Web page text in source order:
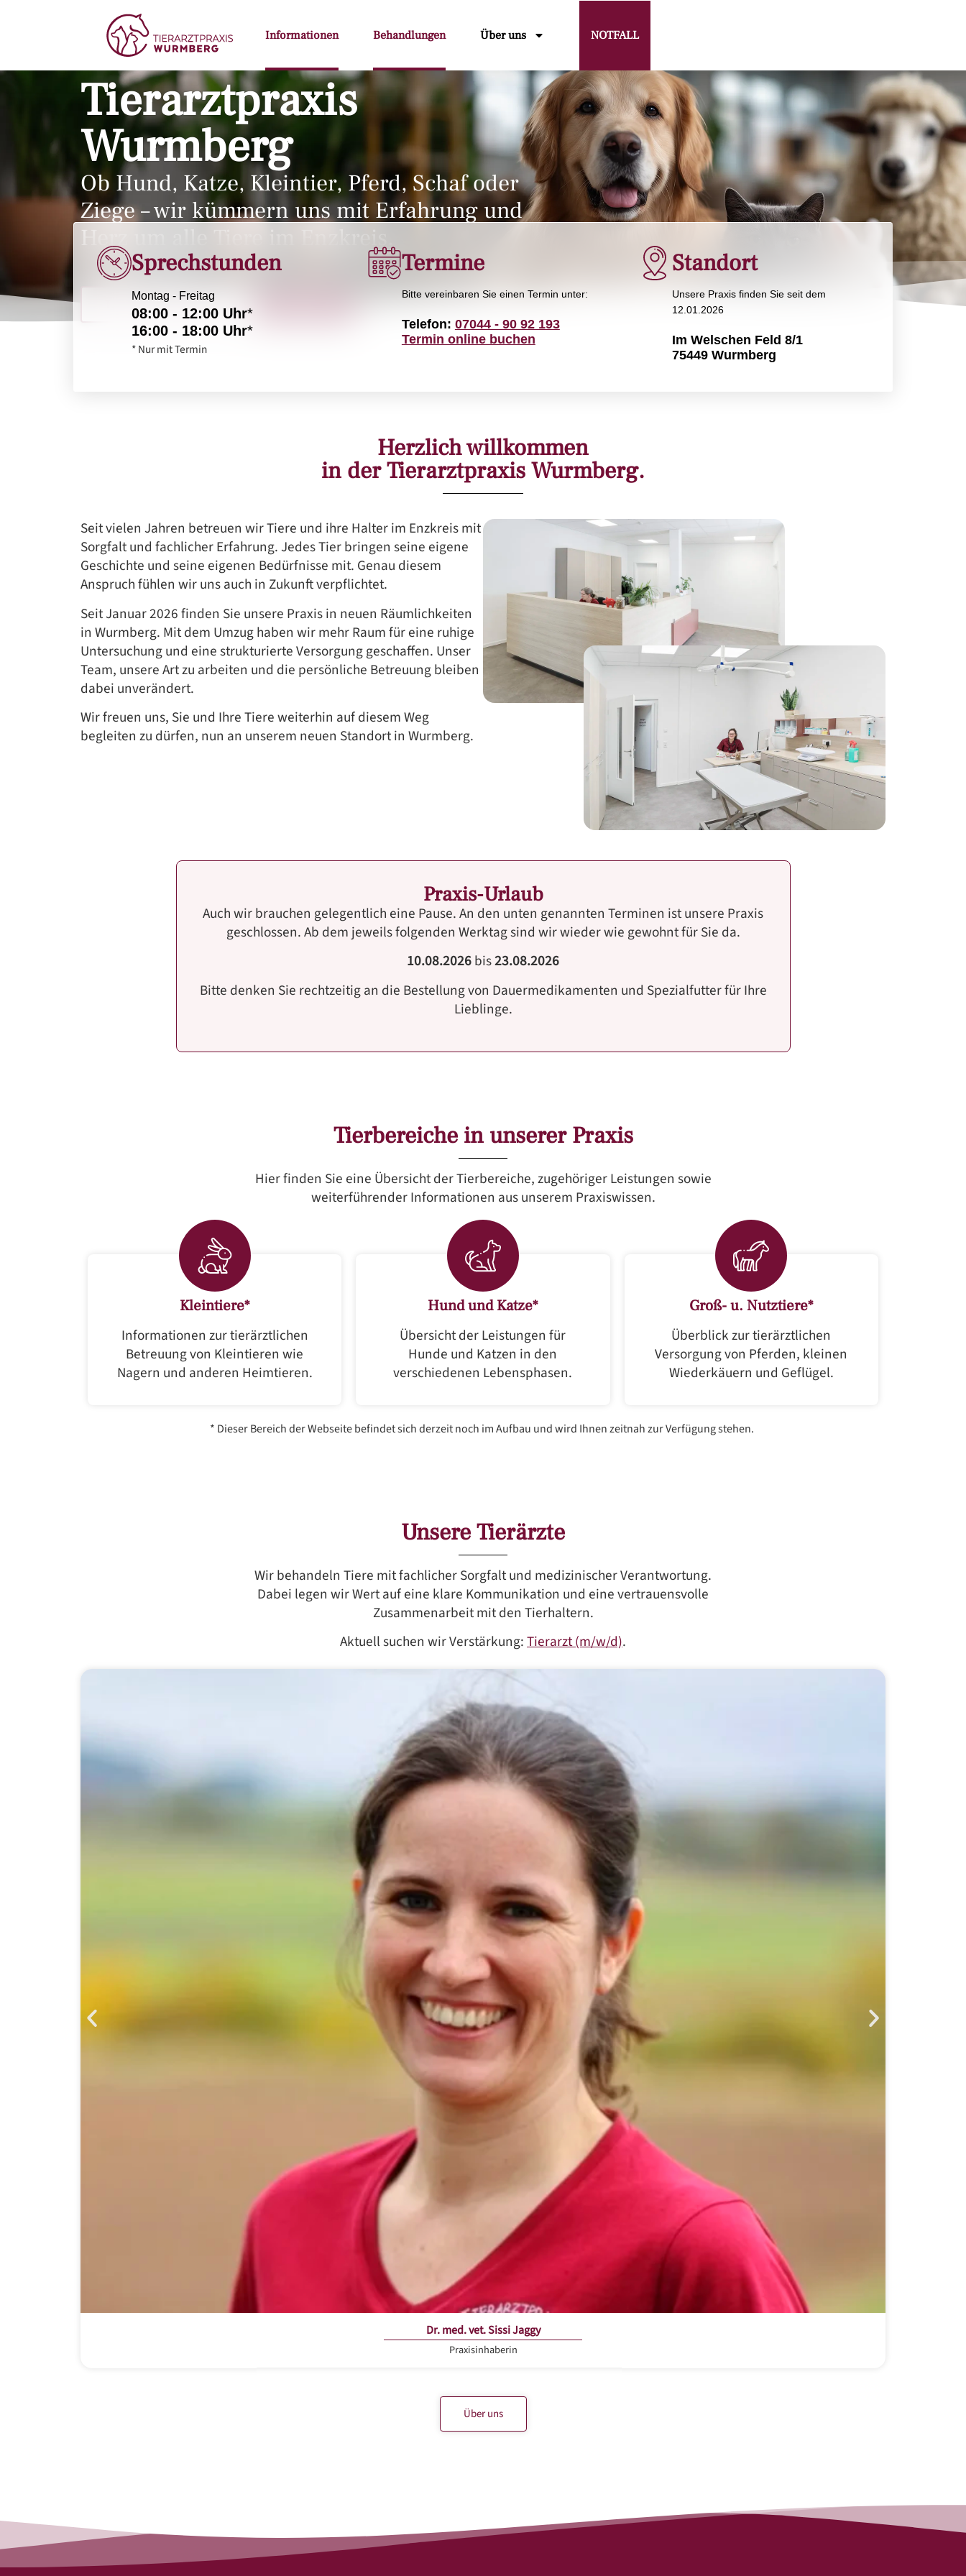
Informationen Behandlungen Über uns NOTFALL
Tierarztpraxis
Wurmberg
Ob Hund, Katze, Kleintier, Pferd, Schaf oder
Ziege – wir kümmern uns mit Erfahrung und
Herz um alle Tiere im Enzkreis.
Termin buchen (über PetsXL)
Sprechstunden
Montag - Freitag
08:00 - 12:00 Uhr*
16:00 - 18:00 Uhr*
* Nur mit Termin
Termine
Bitte vereinbaren Sie einen Termin unter:
Telefon: 07044 - 90 92 193
Termin online buchen
Standort
Unsere Praxis finden Sie seit dem
12.01.2026
Im Welschen Feld 8/1
75449 Wurmberg
Herzlich willkommen
in der Tierarztpraxis Wurmberg.
Seit vielen Jahren betreuen wir Tiere und ihre Halter im Enzkreis mit
Sorgfalt und fachlicher Erfahrung. Jedes Tier bringen seine eigene
Geschichte und seine eigenen Bedürfnisse mit. Genau diesem
Anspruch fühlen wir uns auch in Zukunft verpflichtet.
Seit Januar 2026 finden Sie unsere Praxis in neuen Räumlichkeiten
in Wurmberg. Mit dem Umzug haben wir mehr Raum für eine ruhige
Untersuchung und eine strukturierte Versorgung geschaffen. Unser
Team, unsere Art zu arbeiten und die persönliche Betreuung bleiben
dabei unverändert.
Wir freuen uns, Sie und Ihre Tiere weiterhin auf diesem Weg
begleiten zu dürfen, nun an unserem neuen Standort in Wurmberg.
Praxis-Urlaub
Auch wir brauchen gelegentlich eine Pause. An den unten genannten Terminen ist unsere Praxis
geschlossen. Ab dem jeweils folgenden Werktag sind wir wieder wie gewohnt für Sie da.
10.08.2026bis23.08.2026
Bitte denken Sie rechtzeitig an die Bestellung von Dauermedikamenten und Spezialfutter für Ihre
Lieblinge.
Tierbereiche in unserer Praxis
Hier finden Sie eine Übersicht der Tierbereiche, zugehöriger Leistungen sowie
weiterführender Informationen aus unserem Praxiswissen.
Kleintiere*
Informationen zur tierärztlichen
Betreuung von Kleintieren wie
Nagern und anderen Heimtieren.
Hund und Katze*
Übersicht der Leistungen für
Hunde und Katzen in den
verschiedenen Lebensphasen.
Groß- u. Nutztiere*
Überblick zur tierärztlichen
Versorgung von Pferden, kleinen
Wiederkäuern und Geflügel.
* Dieser Bereich der Webseite befindet sich derzeit noch im Aufbau und wird Ihnen zeitnah zur Verfügung stehen.
Unsere Tierärzte
Wir behandeln Tiere mit fachlicher Sorgfalt und medizinischer Verantwortung.
Dabei legen wir Wert auf eine klare Kommunikation und eine vertrauensvolle
Zusammenarbeit mit den Tierhaltern.
Aktuell suchen wir Verstärkung:Tierarzt (m/w/d).
Dr. med. vet. Sissi Jaggy
Praxisinhaberin
Über uns